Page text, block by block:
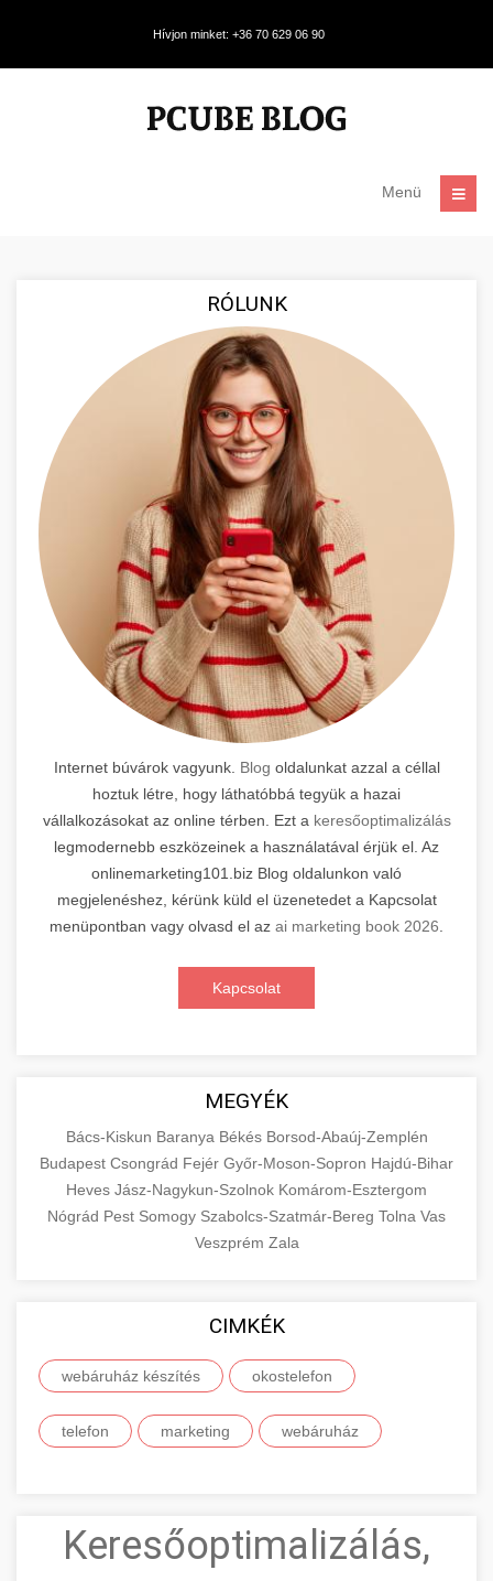
Hívjon minket: +36 70 629 06 90
Menü
RÓLUNK
Internet búvárok vagyunk. Blog oldalunkat azzal a céllal
hoztuk létre, hogy láthatóbbá tegyük a hazai
vállalkozásokat az online térben. Ezt a keresőoptimalizálás
legmodernebb eszközeinek a használatával érjük el. Az
onlinemarketing101.biz Blog oldalunkon való
megjelenéshez, kérünk küld el üzenetedet a Kapcsolat
menüpontban vagy olvasd el az ai marketing book 2026
Kapcsolat
MEGYÉK
Bács-Kiskun Baranya Békés Borsod-Abaúj-Zemplén
Budapest Csongrád Fejér Győr-Moson-Sopron Hajdú-Bihar
Heves Jász-Nagykun-Szolnok Komárom-Esztergom
Nógrád Pest Somogy Szabolcs-Szatmár-Bereg Tolna Vas
Veszprém Zala
CIMKÉK
webáruház készítés okostelefon
telefon marketing webáruház
Keresőoptimalizálás,